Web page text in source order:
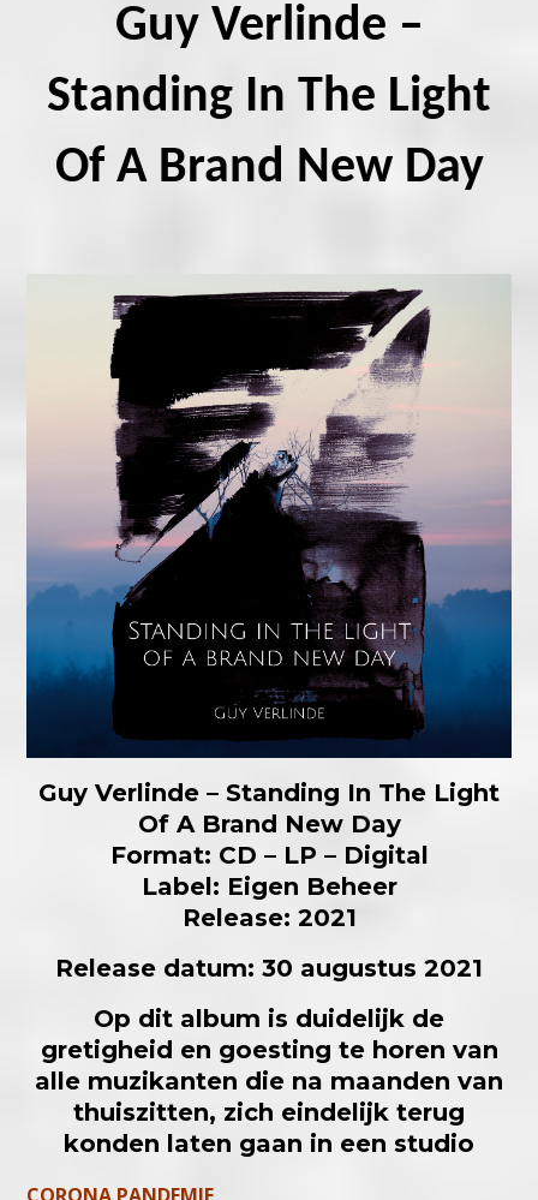
Guy Verlinde –
Standing In The Light
Of A Brand New Day
Guy Verlinde – Standing In The Light
Of A Brand New Day
Format: CD – LP – Digital
Label: Eigen Beheer
Release: 2021
Release datum: 30 augustus 2021
Op dit album is duidelijk de
gretigheid en goesting te horen van
alle muzikanten die na maanden van
thuiszitten, zich eindelijk terug
konden laten gaan in een studio